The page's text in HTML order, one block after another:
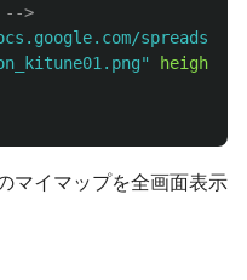
-->
spreadsheets/
height=
マイマップを全画面表示